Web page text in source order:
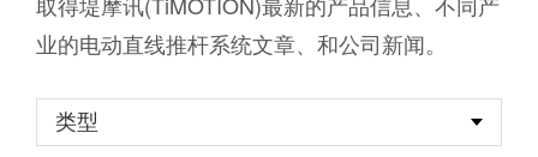
业的电动直线推杆系统文章、和公司新闻。